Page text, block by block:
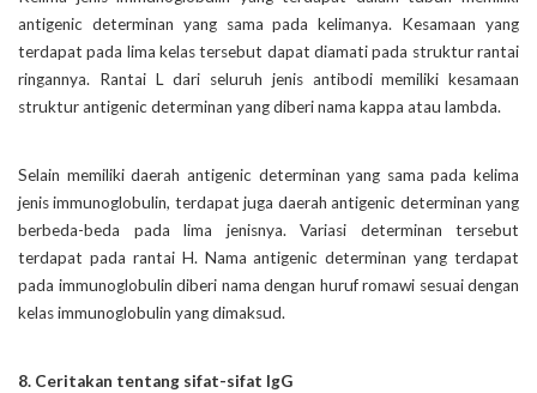
antigenic determinan yang sama pada kelimanya. Kesamaan yang
terdapat pada lima kelas tersebut dapat diamati pada struktur rantai
ringannya. Rantai L dari seluruh jenis antibodi memiliki kesamaan
struktur antigenic determinan yang diberi nama kappa atau lambda.
Selain memiliki daerah antigenic determinan yang sama pada kelima
jenis immunoglobulin, terdapat juga daerah antigenic determinan yang
berbeda-beda pada lima jenisnya. Variasi determinan tersebut
terdapat pada rantai H. Nama antigenic determinan yang terdapat
pada immunoglobulin diberi nama dengan huruf romawi sesuai dengan
kelas immunoglobulin yang dimaksud.
8. Ceritakan tentang sifat-sifat IgG